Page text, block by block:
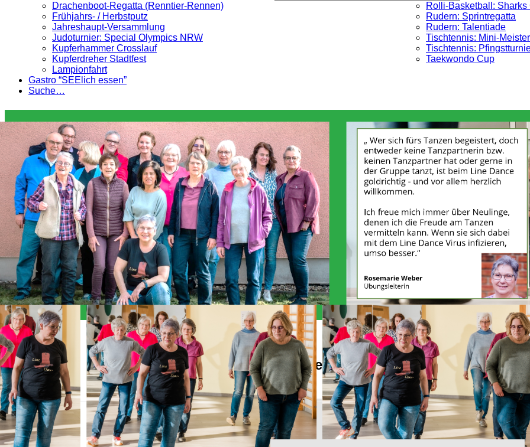
Drachenboot-Regatta (Renntier-Rennen)
Frühjahrs- / Herbstputz
Jahreshaupt-Versammlung
Judoturnier: Special Olympics NRW
Kupferhammer Crosslauf
Kupferdreher Stadtfest
Lampionfahrt
Rolli-Basketball: Sharks
Rudern: Sprintregatta
Rudern: Talentiade
Tischtennis: Mini-
Tischtennis:
Taekwondo Cup
Gastro “SEElich essen”
Suche…
Alles Wichtige auf einen Blick
Allgemein Kompaktinfo